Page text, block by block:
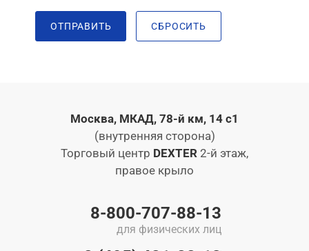
ОТПРАВИТЬ СБРОСИТЬ
Москва, МКАД, 78-й км, 14 с1
(внутренняя сторона)
Торговый центр DEXTER 2-й этаж,
правое крыло
8-800-707-88-13
для физических лиц